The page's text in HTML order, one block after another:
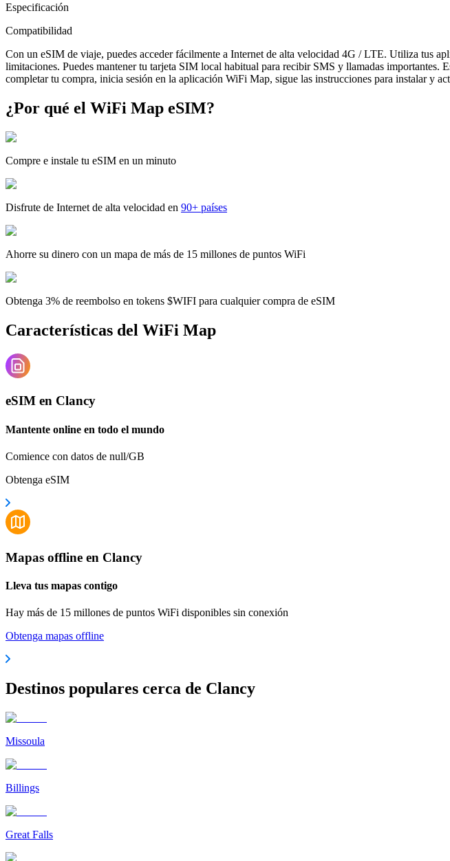
Especificación
Compatibilidad
Con un eSIM de viaje, puedes acceder fácilmente a Internet de alta velocidad 4G / LTE. Utiliza tus
limitaciones. Puedes mantener tu tarjeta SIM local habitual para recibir SMS y llamadas
completar tu compra, inicia sesión en la aplicación WiFi Map, sigue las instrucciones para instalar y
¿Por qué el WiFi Map eSIM?
Compre e instale tu eSIM en un minuto
Disfrute de Internet de alta velocidad en 90+ países
Ahorre su dinero con un mapa de más de 15 millones de puntos WiFi
Obtenga 3% de reembolso en tokens $WIFI para cualquier compra de eSIM
Características del WiFi Map
eSIM en Clancy
Mantente online en todo el mundo
Comience con datos de null/GB
Obtenga eSIM
Mapas offline en Clancy
Lleva tus mapas contigo
Hay más de 15 millones de puntos WiFi disponibles sin conexión
Obtenga mapas offline
Destinos populares cerca de Clancy
Missoula
Billings
Great Falls